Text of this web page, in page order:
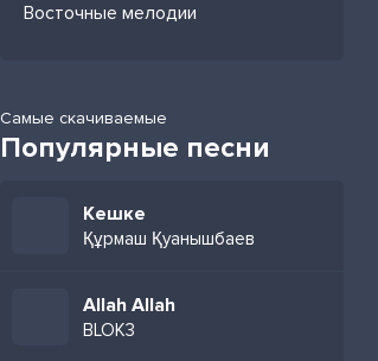
Восточные мелодии
Самые скачиваемые
Популярные песни
Кешке
Құрмаш Қуанышбаев
Allah Allah
BLOK3